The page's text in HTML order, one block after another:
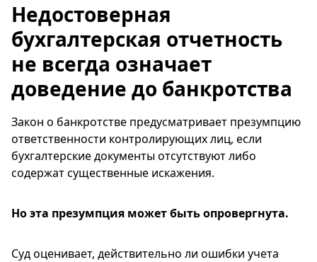
Недостоверная
бухгалтерская отчетность
не всегда означает
доведение до банкротства
Закон о банкротстве предусматривает презумпцию
ответственности контролирующих лиц, если
бухгалтерские документы отсутствуют либо
содержат существенные искажения.
Но эта презумпция может быть опровергнута.
Суд оценивает, действительно ли ошибки учета